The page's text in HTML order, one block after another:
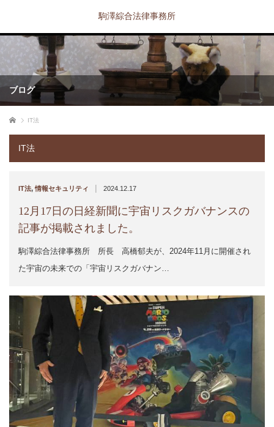
駒澤綜合法律事務所
ブログ
ホーム IT法
IT法
IT法,情報セキュリティ | 2024.12.17
12月17日の日経新聞に宇宙リスクガバナンスの
記事が掲載されました。
駒澤綜合法律事務所 所長 高橋郁夫が、2024年11月に開催され
た宇宙の未来での「宇宙リスクガバナン…